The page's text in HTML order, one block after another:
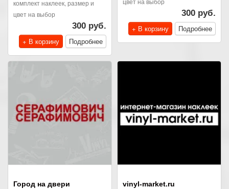
комплект наклеек, размер и
цвет на выбор
300 руб.
+ В корзину
Подробнее
300 руб.
+ В корзину
Подробнее
Город на двери vinyl-market.ru